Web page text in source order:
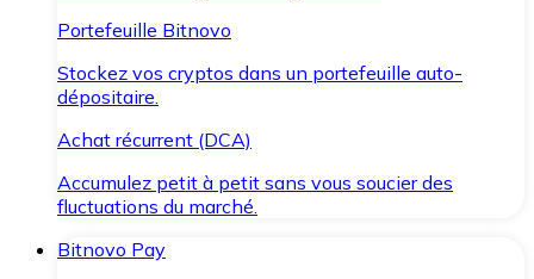
Portefeuille Bitnovo
Stockez vos cryptos dans un portefeuille auto-
dépositaire.
Achat récurrent (DCA)
Accumulez petit à petit sans vous soucier des
fluctuations du marché.
Bitnovo Pay